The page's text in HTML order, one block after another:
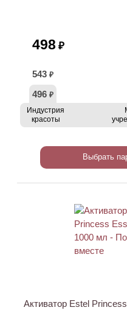
498 ₽
543 ₽
496 ₽
Индустрия
красоты
Выбрать
Активатор Estel